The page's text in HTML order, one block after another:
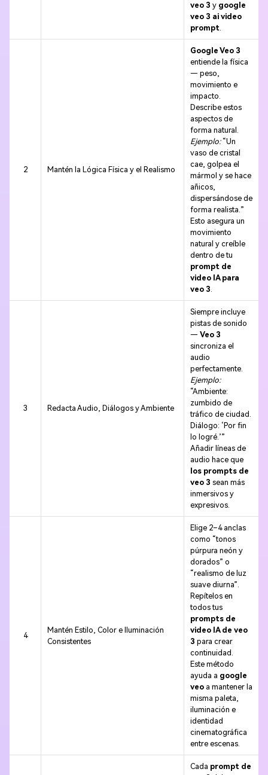
veo 3 y google
veo 3 ai video
prompt.
2 Mantén la Lógica Física y el Realismo
Google Veo 3
entiende la física
— peso,
movimiento e
impacto.
Describe estos
aspectos de
forma natural.
Ejemplo:“Un
vaso de cristal
cae, golpea el
mármol y se hace
añicos,
dispersándose de
forma realista.”
Esto asegura un
movimiento
natural y creíble
dentro de tu
prompt de
video IA para
veo 3.
3 Redacta Audio, Diálogos y Ambiente
Siempre incluye
pistas de sonido
— Veo 3
sincroniza el
audio
perfectamente.
Ejemplo:
“Ambiente:
zumbido de
tráfico de ciudad.
Diálogo: ‘Por fin
lo logré.’”
Añadir líneas de
audio hace que
los prompts de
veo 3 sean más
inmersivos y
expresivos.
4
Mantén Estilo, Color e Iluminación
Consistentes
Elige 2–4 anclas
como “tonos
púrpura neón y
dorados” o
“realismo de luz
suave diurna”.
Repítelos en
todos tus
prompts de
video IA de veo
3 para crear
continuidad.
Este método
ayuda a google
veoa mantener la
misma paleta,
iluminación e
identidad
cinematográfica
entre escenas.
Cada prompt de